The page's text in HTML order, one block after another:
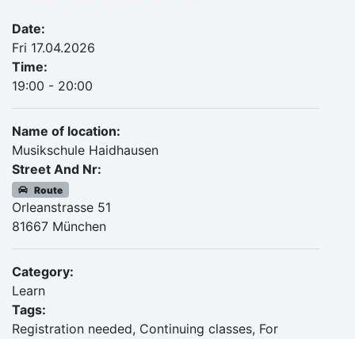
Date:
Fri 17.04.2026
Time:
19:00 - 20:00
Name of location:
Musikschule Haidhausen
Street And Nr:
Route
Orleanstrasse 51
81667 München
Category:
Learn
Tags:
Registration needed, Continuing classes, For